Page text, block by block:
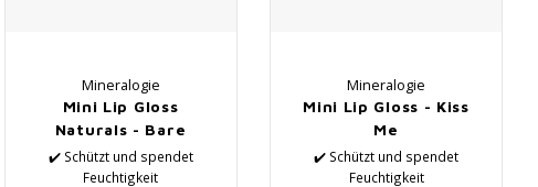
Mineralogie
Mini Lip Gloss
Naturals - Bare
✔️ Schützt und spendet
Feuchtigkeit
Mineralogie
Mini Lip Gloss - Kiss
Me
✔️ Schützt und spendet
Feuchtigkeit